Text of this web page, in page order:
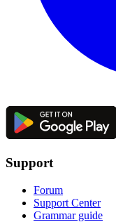
Support
Forum
Support Center
Grammar guide